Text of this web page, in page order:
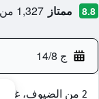
8.8 ممتاز 1,327 من التقييمات تم التحقق منها
ج 14/8
2 من الضيوف، غرفة واحدة